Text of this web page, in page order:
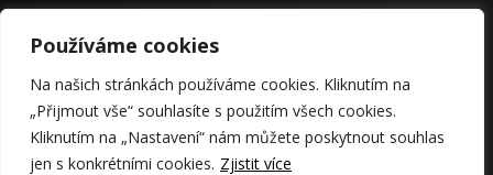
Používáme cookies
Na našich stránkách používáme cookies. Kliknutím na
„Přijmout vše“ souhlasíte s použitím všech cookies.
Kliknutím na „Nastavení“ nám můžete poskytnout souhlas
jen s konkrétními cookies. Zjistit více